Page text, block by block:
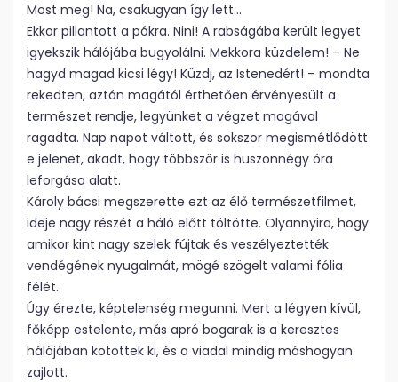
Most meg! Na, csakugyan így lett…
Ekkor pillantott a pókra. Nini! A rabságába került legyet
igyekszik hálójába bugyolálni. Mekkora küzdelem! – Ne
hagyd magad kicsi légy! Küzdj, az Istenedért! – mondta
rekedten, aztán magától érthetően érvényesült a
természet rendje, legyünket a végzet magával
ragadta. Nap napot váltott, és sokszor megismétlődött
e jelenet, akadt, hogy többször is huszonnégy óra
leforgása alatt.
Károly bácsi megszerette ezt az élő természetfilmet,
ideje nagy részét a háló előtt töltötte. Olyannyira, hogy
amikor kint nagy szelek fújtak és veszélyeztették
vendégének nyugalmát, mögé szögelt valami fólia
félét.
Úgy érezte, képtelenség megunni. Mert a légyen kívül,
főképp estelente, más apró bogarak is a keresztes
hálójában kötöttek ki, és a viadal mindig máshogyan
zajlott.